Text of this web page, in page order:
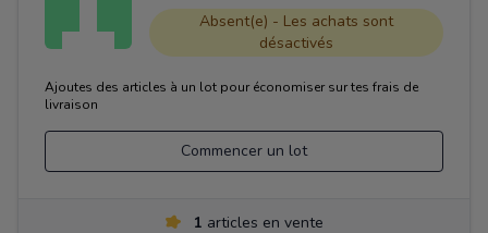
Absent(e) - Les achats sont
désactivés
Ajoutes des articles à un lot pour économiser sur tes frais de
livraison
Commencer un lot
1 articles en vente